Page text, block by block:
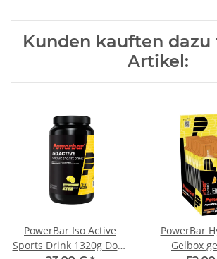
Kunden kauften dazu
Artikel:
PowerBar Iso Active
Sports Drink 1320g Dose
PowerBar
Gelbox